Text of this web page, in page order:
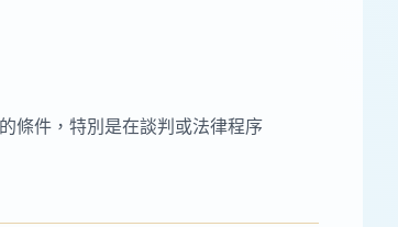
條件，特別是在談判或法律程序